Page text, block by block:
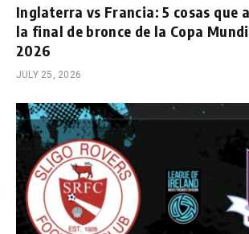
Inglaterra vs Francia: 5 cosas que
la final de bronce de la Copa
2026
JULY 25, 2026